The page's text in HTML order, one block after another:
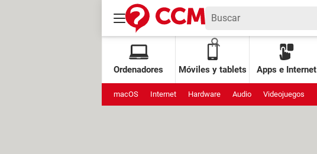
Ordenadores Móviles y tablets Apps e Internet
macOS Internet Hardware Audio Videojuegos